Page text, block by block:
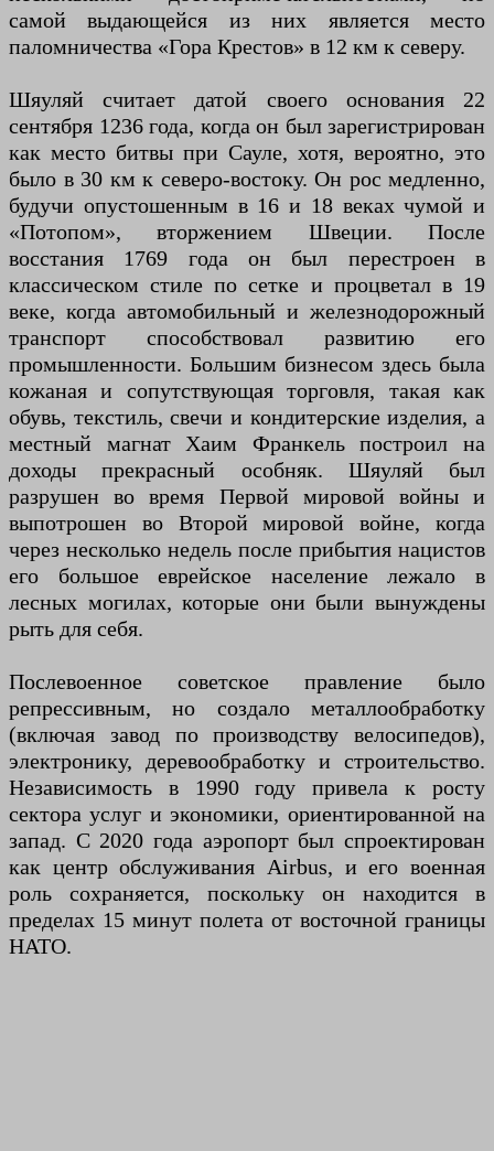
самой выдающейся из них является место
паломничества «Гора Крестов» в 12 км к северу.
Шяуляй считает датой своего основания 22
сентября 1236 года, когда он был зарегистрирован
как место битвы при Сауле, хотя, вероятно, это
было в 30 км к северо-востоку. Он рос медленно,
будучи опустошенным в 16 и 18 веках чумой и
«Потопом», вторжением Швеции. После
восстания 1769 года он был перестроен в
классическом стиле по сетке и процветал в 19
веке, когда автомобильный и железнодорожный
транспорт способствовал развитию его
промышленности. Большим бизнесом здесь была
кожаная и сопутствующая торговля, такая как
обувь, текстиль, свечи и кондитерские изделия, а
местный магнат Хаим Франкель построил на
доходы прекрасный особняк. Шяуляй был
разрушен во время Первой мировой войны и
выпотрошен во Второй мировой войне, когда
через несколько недель после прибытия нацистов
его большое еврейское население лежало в
лесных могилах, которые они были вынуждены
рыть для себя.
Послевоенное советское правление было
репрессивным, но создало металлообработку
(включая завод по производству велосипедов),
электронику, деревообработку и строительство.
Независимость в 1990 году привела к росту
сектора услуг и экономики, ориентированной на
запад. С 2020 года аэропорт был спроектирован
как центр обслуживания Airbus, и его военная
роль сохраняется, поскольку он находится в
пределах 15 минут полета от восточной границы
НАТО.